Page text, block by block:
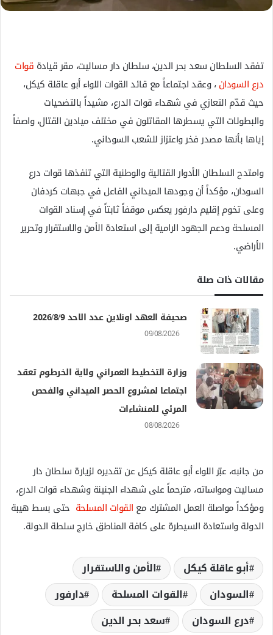
تفقد السلطان سعد بحر الدين، سلطان دار مساليت، مقر قيادة قوات
درع السودان، وعقد اجتماعاً مع قائد القوات اللواء أبو عاقلة كيكل،
حيث قدّم التعازي في شهداء قوات الدرع، مشيداً بالتضحيات
والبطولات التي يسطرها المقاتلون في مختلف ميادين القتال، واصفاً
إياها بأنها مصدر فخر واعتزاز للشعب السوداني.
وامتدح السلطان الأدوار القتالية والوطنية التي تنفذها قوات درع
السودان، مؤكداً أن وجودها الميداني الفاعل في جبهات كردفان
وعلى تخوم إقليم دارفور يعكس موقفاً ثابتاً في إسناد القوات
المسلحة ودعم الجهود الرامية إلى استعادة الأمن والاستقرار وتحرير
الأراضي.
مقالات ذات صلة
صحيفة العهد اونلاين عدد الاحد 2026/8/9
09/08/2026
وزارة التخطيط العمراني ولاية الخرطوم تعقد
اجتماعا لمشروع الحصر الميداني والفحص
المرئي للمنشاءات
08/08/2026
من جانبه، عبّر اللواء أبو عاقلة كيكل عن تقديره لزيارة سلطان دار
مساليت ومواساته، مترحماً على شهداء الجنينة وشهداء قوات الدرع،
ومؤكداً مواصلة العمل المشترك مع القوات المسلحة حتى بسط هيبة
الدولة واستعادة السيطرة على كافة المناطق خارج سلطة الدولة.
أبو عاقلة كيكل
الأمن والاستقرار
السودان
القوات المسلحة
دارفور
درع السودان
سعد بحر الدين